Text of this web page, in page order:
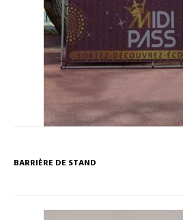
BARRIÈRE DE STAND